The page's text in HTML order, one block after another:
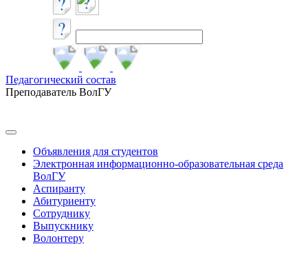
Педагогический состав
Преподаватель ВолГУ
Объявления для студентов
Электронная информационно-образовательная среда
ВолГУ
Аспиранту
Абитуриенту
Сотруднику
Выпускнику
Волонтеру